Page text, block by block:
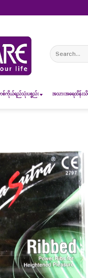
Search
for:
စ်ကိုယ်ရည်သုံးပစ္စည်း အသားအရေထိန်းသိမ်